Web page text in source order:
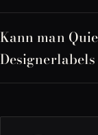
Kann man
Designerlabels